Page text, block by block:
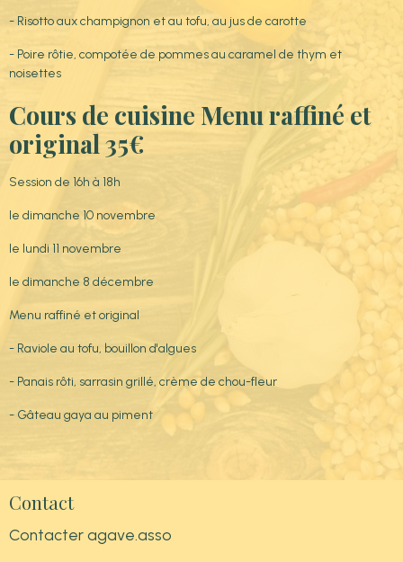
- Risotto aux champignon et au tofu, au jus de carotte
- Poire rôtie, compotée de pommes au caramel de thym et
noisettes
Cours de cuisine Menu raffiné et
original 35€
Session de 16h à 18h
le dimanche 10 novembre
le lundi 11 novembre
le dimanche 8 décembre
Menu raffiné et original
- Raviole au tofu, bouillon d'algues
- Panais rôti, sarrasin grillé, crème de chou-fleur
- Gâteau gaya au piment
Contact
Contacter agave.asso